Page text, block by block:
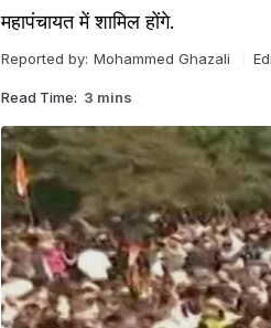
महापंचायत में शामिल होंगे.
Reported by: Mohammed Ghazali
Read Time: 3 mins